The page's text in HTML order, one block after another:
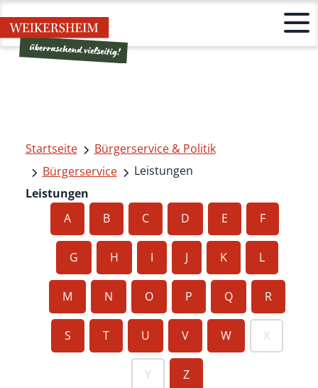
Startseite
Bürgerservice & Politik
Bürgerservice
Leistungen
Leistungen
A
B C D E F
G H I J K L
M N O P Q R
S T U V W X
Y Z